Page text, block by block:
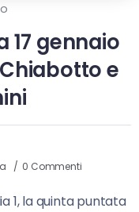
17 gennaio
e
0 Commenti
1, la quinta puntata